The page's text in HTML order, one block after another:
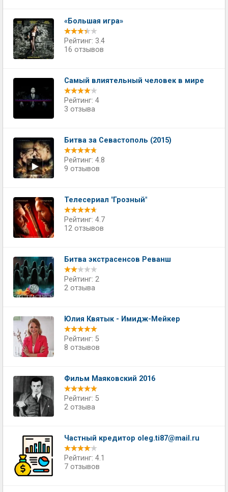
«Большая игра»
Рейтинг: 3.4
16 отзывов
Самый влиятельный человек в мире
Рейтинг: 4
3 отзыва
Битва за Севастополь (2015)
Рейтинг: 4.8
9 отзывов
Телесериал "Грозный"
Рейтинг: 4.7
12 отзывов
Битва экстрасенсов Реванш
Рейтинг: 2
2 отзыва
Юлия Квятык - Имидж-Мейкер
Рейтинг: 5
8 отзывов
Фильм Маяковский 2016
Рейтинг: 5
2 отзыва
Частный кредитор oleg.ti87@mail.ru
Рейтинг: 4.1
7 отзывов